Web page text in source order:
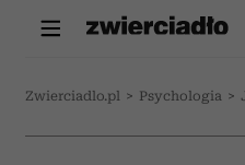
Zwierciadlo.pl > Psychologia >